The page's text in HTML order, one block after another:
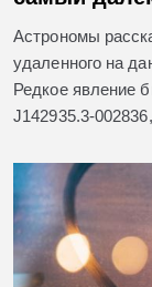
Астрономы
удаленного на
Редкое явление
J142935.3-